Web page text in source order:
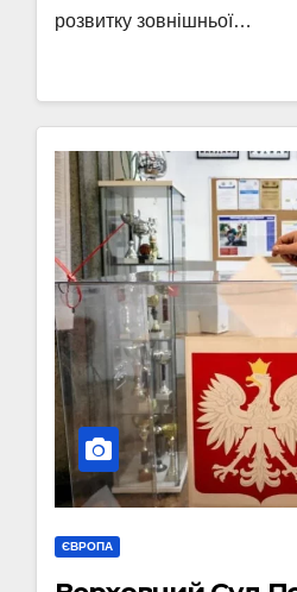
розвитку зовнішньої…
ЄВРОПА